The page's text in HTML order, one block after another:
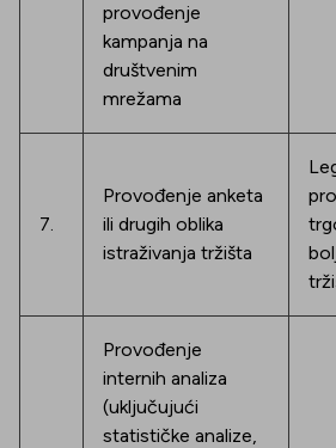
provođenje
kampanja na
društvenim
mrežama
7.
Provođenje anketa
ili drugih oblika
istraživanja tržišta
Provođenje
internih analiza
(uključujući
statističke analize,